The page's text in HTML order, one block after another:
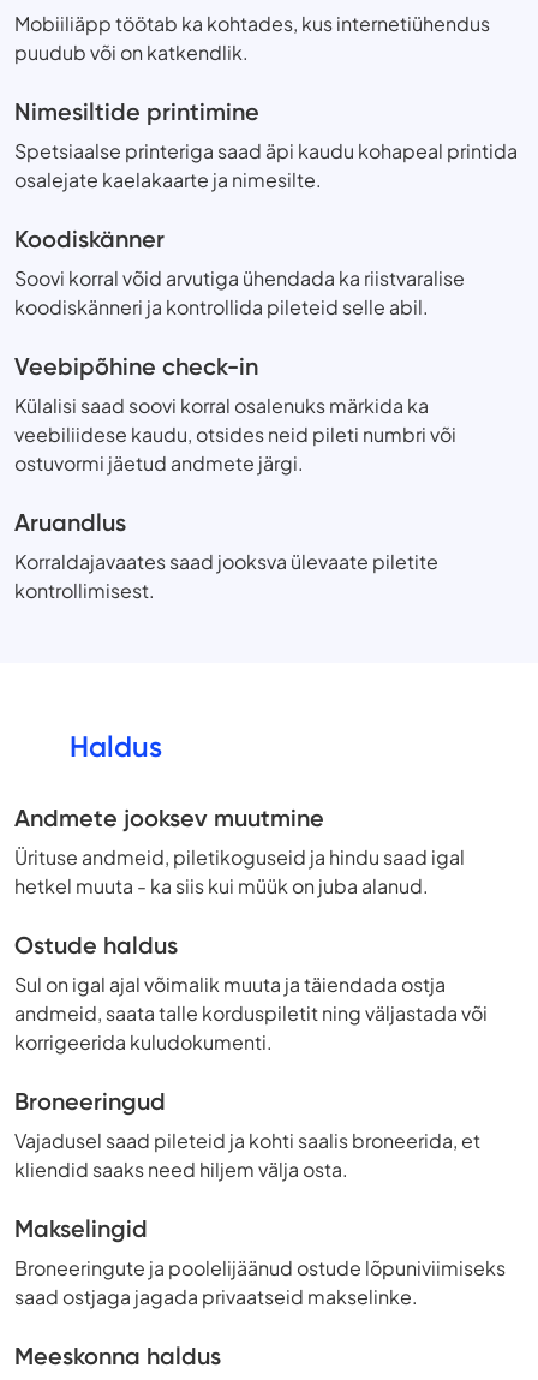
Mobiiliäpp töötab ka kohtades, kus internetiühendus
puudub või on katkendlik.
Nimesiltide printimine
Spetsiaalse printeriga saad äpi kaudu kohapeal printida
osalejate kaelakaarte ja nimesilte.
Koodiskänner
Soovi korral võid arvutiga ühendada ka riistvaralise
koodiskänneri ja kontrollida pileteid selle abil.
Veebipõhine check-in
Külalisi saad soovi korral osalenuks märkida ka
veebiliidese kaudu, otsides neid pileti numbri või
ostuvormi jäetud andmete järgi.
Aruandlus
Korraldajavaates saad jooksva ülevaate piletite
kontrollimisest.
Haldus
Andmete jooksev muutmine
Ürituse andmeid, piletikoguseid ja hindu saad igal
hetkel muuta - ka siis kui müük on juba alanud.
Ostude haldus
Sul on igal ajal võimalik muuta ja täiendada ostja
andmeid, saata talle korduspiletit ning väljastada või
korrigeerida kuludokumenti.
Broneeringud
Vajadusel saad pileteid ja kohti saalis broneerida, et
kliendid saaks need hiljem välja osta.
Makselingid
Broneeringute ja poolelijäänud ostude lõpuniviimiseks
saad ostjaga jagada privaatseid makselinke.
Meeskonna haldus